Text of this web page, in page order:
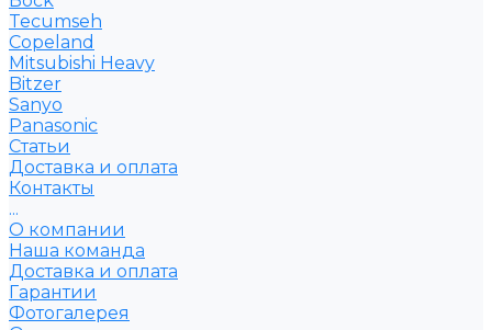
Tecumseh
Copeland
Mitsubishi Heavy
Bitzer
Sanyo
Рanasonic
Статьи
Доставка и оплата
Контакты
...
О компании
Наша команда
Доставка и оплата
Гарантии
Фотогалерея